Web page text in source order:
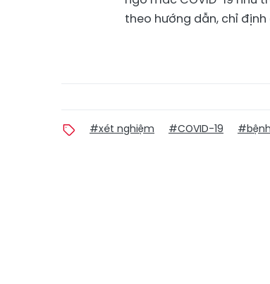
theo hướng dẫn, chỉ
#xét nghiệm #COVID-19